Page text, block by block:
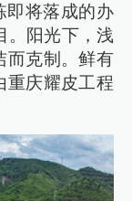
即将落成的办
。阳光下，浅
而克制。鲜有
重庆耀皮工程